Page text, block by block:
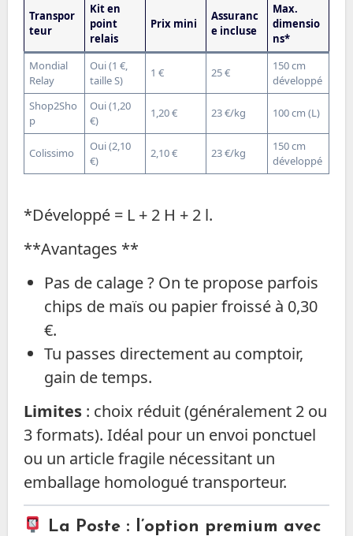
Transpor
teur
Kit en
point
relais
Prix mini
Assuranc
e incluse
Max.
dimensio
ns*
Mondial
Relay
Oui (1 €,
taille S)
1 € 25 €
150 cm
développé
Shop2Sho
p
Oui (1,20
€)
1,20 € 23 €/kg 100 cm (L)
Colissimo
Oui (2,10
€)
2,10 € 23 €/kg
150 cm
développé
*Développé = L + 2 H + 2 l.
**Avantages **
Pas de calage ? On te propose parfois
chips de maïs ou papier froissé à 0,30
€.
Tu passes directement au comptoir,
gain de temps.
Limites: choix réduit (généralement 2 ou
3 formats). Idéal pour un envoi ponctuel
ou un article fragile nécessitant un
emballage homologué transporteur.
La Poste : l’option premium avec